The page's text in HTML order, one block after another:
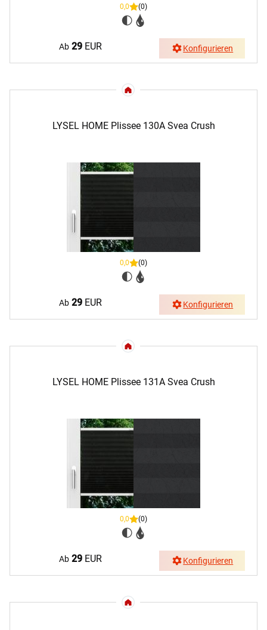
0,0 (0)
Ab 29 EUR Konfigurieren
LYSEL HOME Plissee 130A Svea Crush
0,0 (0)
Ab 29 EUR Konfigurieren
LYSEL HOME Plissee 131A Svea Crush
0,0 (0)
Ab 29 EUR Konfigurieren